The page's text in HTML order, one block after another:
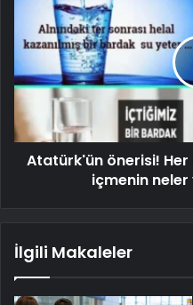
Atatürk'ün önerisi!
içmenin neler
İlgili Makaleler